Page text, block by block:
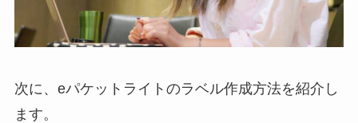
次に、eパケットライトのラベル作成方法を紹介し
ます。